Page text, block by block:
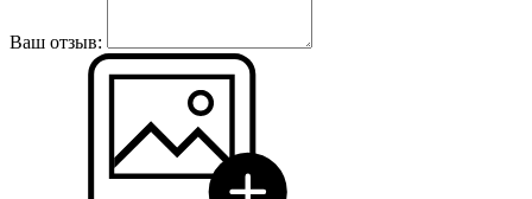
Ваш отзыв: